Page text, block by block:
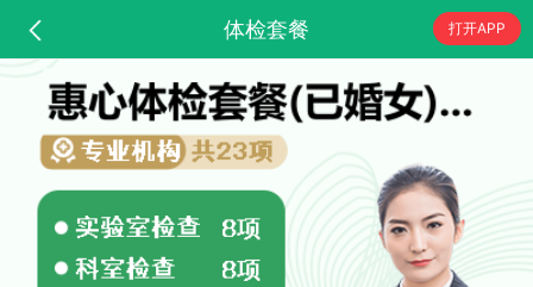
体检套餐 打开APP